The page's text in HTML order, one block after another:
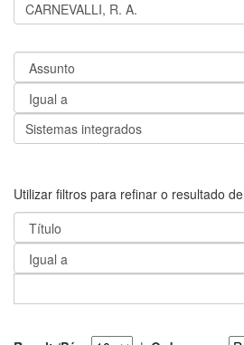
Utilizar filtros para refinar o resultado